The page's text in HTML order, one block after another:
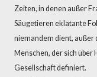
Zeiten, in denen außer
Säugetieren eklatante
niemandem dient, außer
Menschen, der sich
Gesellschaft definiert.